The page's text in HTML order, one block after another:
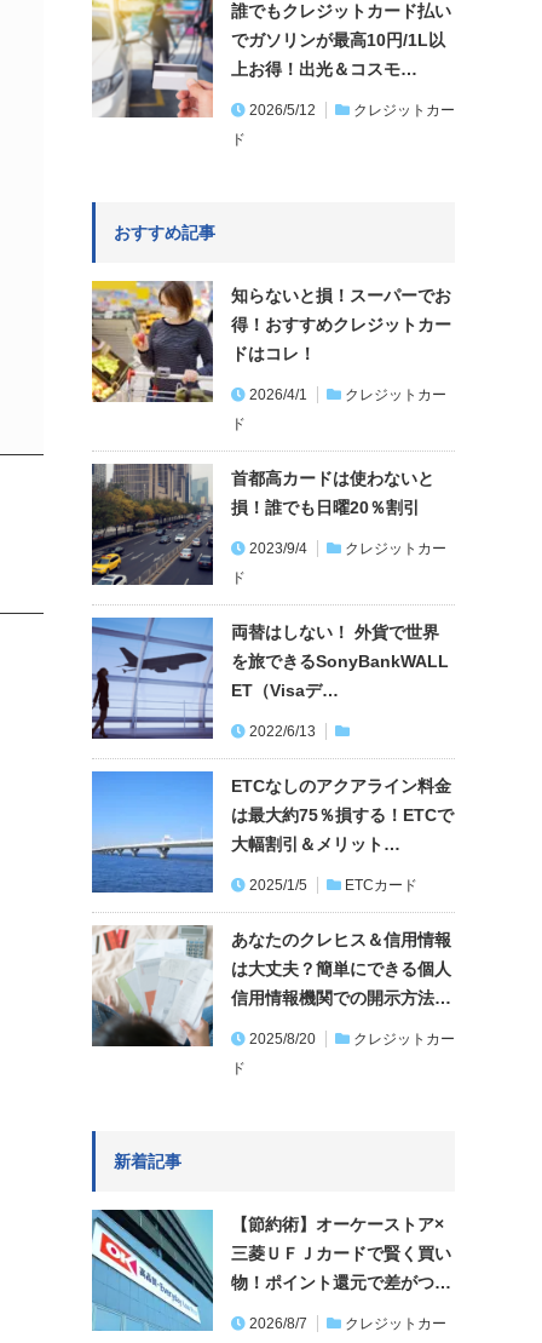
誰でもクレジットカード払い
でガソリンが最高10円/1L以
上お得！出光＆コスモ…
2026/5/12
クレジットカー
ド
おすすめ記事
知らないと損！スーパーでお
得！おすすめクレジットカー
ドはコレ！
2026/4/1
クレジットカー
ド
首都高カードは使わないと
損！誰でも日曜20％割引
2023/9/4
クレジットカー
ド
両替はしない！ 外貨で世界
を旅できるSonyBankWALL
ET（Visaデ…
2022/6/13
ETCなしのアクアライン料金
は最大約75％損する！ETCで
大幅割引＆メリット…
2025/1/5 ETCカード
あなたのクレヒス＆信用情報
は大丈夫？簡単にできる個人
信用情報機関での開示方法…
2025/8/20
クレジットカー
ド
新着記事
【節約術】オーケーストア×
三菱ＵＦＪカードで賢く買い
物！ポイント還元で差がつ…
2026/8/7
クレジットカー